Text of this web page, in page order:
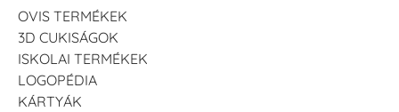
OVIS TERMÉKEK
3D CUKISÁGOK
ISKOLAI TERMÉKEK
LOGOPÉDIA
KÁRTYÁK